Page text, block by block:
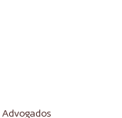
Advogados